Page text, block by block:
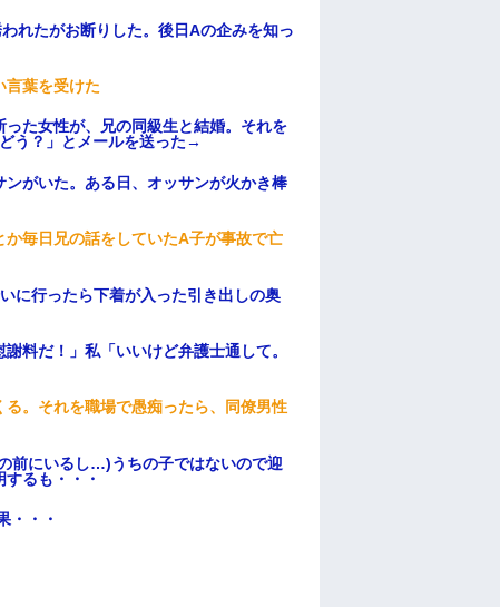
れたがお断りした。後日Aの企みを知っ
言葉を受けた
った女性が、兄の同級生と結婚。それを
う？」とメールを送った→
がいた。ある日、オッサンが火かき棒
か毎日兄の話をしていたA子が事故で亡
に行ったら下着が入った引き出しの奥
料だ！」私「いいけど弁護士通して。
。それを職場で愚痴ったら、同僚男性
前にいるし…)うちの子ではないので迎
るも・・・
・・・